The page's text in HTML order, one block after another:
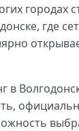
городах
где
в